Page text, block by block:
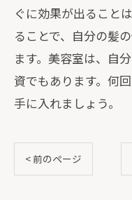
ぐに効果が出ること
ることで、自分の髪
ます。美容室は、自
資でもあります。何
手に入れましょう。
< 前のページ